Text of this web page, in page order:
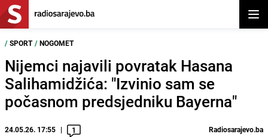
/ SPORT / NOGOMET
Nijemci najavili povratak Hasana
Salihamidžića: "Izvinio sam se
počasnom predsjedniku Bayerna"
24.05.26. 17:55 1 Radiosarajevo.ba